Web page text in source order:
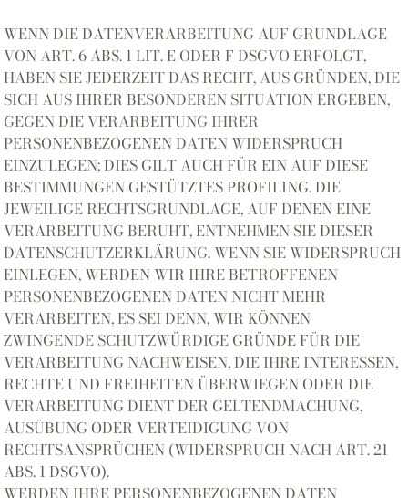
WENN DIE DATENVERARBEITUNG AUF GRUNDLAGE
VON ART. 6 ABS. 1 LIT. E ODER F DSGVO ERFOLGT,
HABEN SIE JEDERZEIT DAS RECHT, AUS GRÜNDEN, DIE
SICH AUS IHRER BESONDEREN SITUATION ERGEBEN,
GEGEN DIE VERARBEITUNG IHRER
PERSONENBEZOGENEN DATEN WIDERSPRUCH
EINZULEGEN; DIES GILT AUCH FÜR EIN AUF DIESE
BESTIMMUNGEN GESTÜTZTES PROFILING. DIE
JEWEILIGE RECHTSGRUNDLAGE, AUF DENEN EINE
VERARBEITUNG BERUHT, ENTNEHMEN SIE DIESER
DATENSCHUTZERKLÄRUNG. WENN SIE WIDERSPRUCH
EINLEGEN, WERDEN WIR IHRE BETROFFENEN
PERSONENBEZOGENEN DATEN NICHT MEHR
VERARBEITEN, ES SEI DENN, WIR KÖNNEN
ZWINGENDE SCHUTZWÜRDIGE GRÜNDE FÜR DIE
VERARBEITUNG NACHWEISEN, DIE IHRE INTERESSEN,
RECHTE UND FREIHEITEN ÜBERWIEGEN ODER DIE
VERARBEITUNG DIENT DER GELTENDMACHUNG,
AUSÜBUNG ODER VERTEIDIGUNG VON
RECHTSANSPRÜCHEN (WIDERSPRUCH NACH ART. 21
ABS. 1 DSGVO).
WERDEN IHRE PERSONENBEZOGENEN DATEN